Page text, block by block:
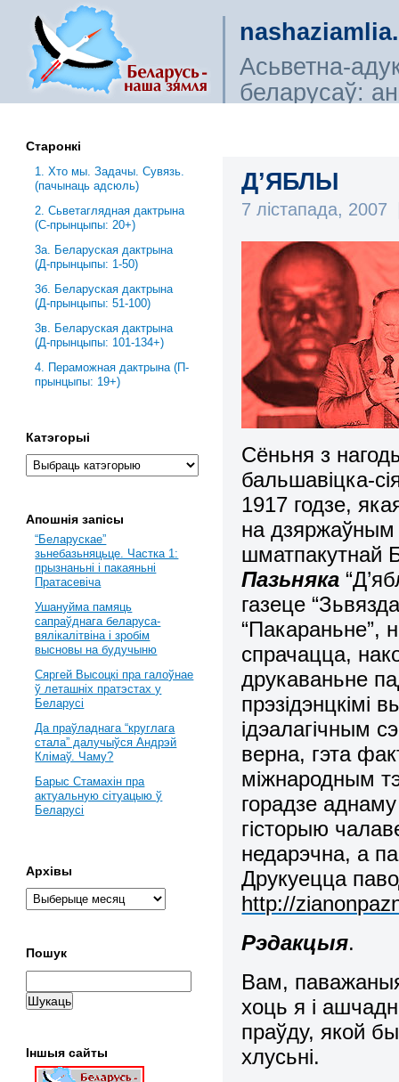
Асьветна-
беларусаў:
Д’ЯБЛЫ
7 лістапада, 2007
Сёньня з
бальшавіцка-
1917 годзе,
на дзяржаўным
шматпакутнай
Пазьняка
газеце
“Пакараньне”,
спрачацца,
друкаваньне
прэзідэнцкімі
ідэалагічным
верна, гэта
міжнародным
горадзе
гісторыю
недарэчна, а
Друкуецца
http://
Рэдакцыя.
Вам,
хоць я і
праўду, якой
хлусьні.
Старонкі
1. Хто мы. Задачы. Сувязь.
(пачынаць адсюль)
2. Сьветаглядная дактрына
(С-прынцыпы: 20+)
3a. Беларуская дактрына
(Д-прынцыпы: 1-50)
3б. Беларуская дактрына
(Д-прынцыпы: 51-100)
3в. Беларуская дактрына
(Д-прынцыпы: 101-134+)
4. Пераможная дактрына (П-
прынцыпы: 19+)
Катэгорыі
Апошнія запісы
“Беларускае”
зьнебазьняцьце. Частка 1:
прызнаньні і пакаяньні
Пратасевіча
Ушануйма памяць
сапраўднага беларуса-
вялікалітвіна і зробім
высновы на будучыню
Сяргей Высоцкі пра галоўнае
ў леташніх пратэстах у
Беларусі
Да праўладнага “круглага
стала” далучыўся Андрэй
Клімаў. Чаму?
Барыс Стамахін пра
актуальную сітуацыю ў
Беларусі
Архівы
Пошук
Іншыя сайты